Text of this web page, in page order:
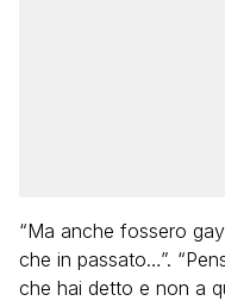
“Ma anche fossero
che in passato…”.
che hai detto e non a